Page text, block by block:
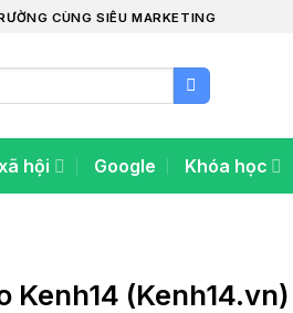
CÙNG SIÊU MARKETING
hội Google Khóa học
Kenh14 (Kenh14.vn)